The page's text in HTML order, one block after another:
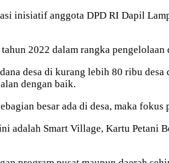
inisiatif anggota DPD RI Dapil
2022 dalam rangka
desa di kurang lebih 80 ribu
dengan baik.
besar ada di desa, maka fokus
adalah Smart Village, Kartu